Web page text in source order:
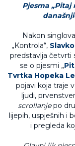
Pjesma
Nakon
„Kontrola“,
predstavlja četvrti
se o pjesmi „
Tvrtka Hopeka
pojavi koja traje
ljudi,
scrollanjepo
lijepih, uspješnih i
i pregleda